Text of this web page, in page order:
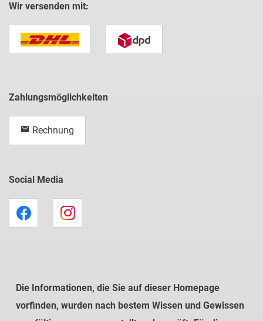
Wir versenden mit:
Zahlungsmöglichkeiten
Rechnung
Social Media
Die Informationen, die Sie auf dieser Homepage
vorfinden, wurden nach bestem Wissen und Gewissen